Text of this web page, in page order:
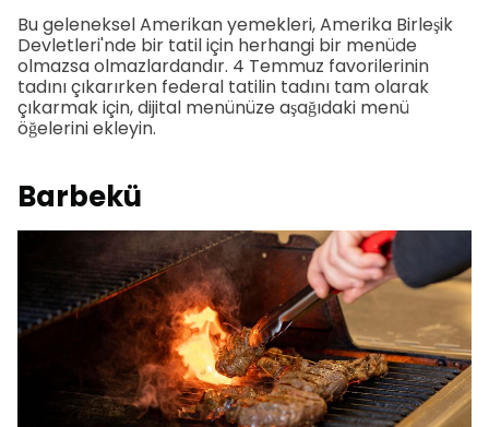
Bu geleneksel Amerikan yemekleri, Amerika Birleşik
Devletleri'nde bir tatil için herhangi bir menüde
olmazsa olmazlardandır. 4 Temmuz favorilerinin
tadını çıkarırken federal tatilin tadını tam olarak
çıkarmak için, dijital menünüze aşağıdaki menü
öğelerini ekleyin.
Barbekü